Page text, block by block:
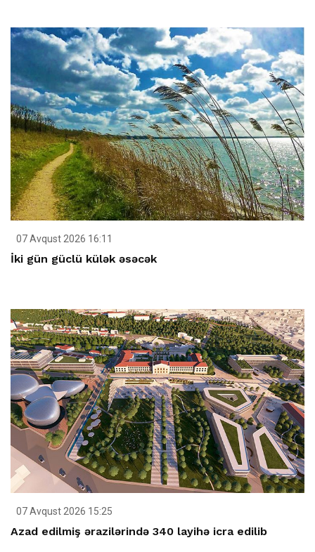
07 Avqust 2026 16:11
İki gün güclü külək əsəcək
07 Avqust 2026 15:25
Azad edilmiş ərazilərində 340 layihə icra edilib